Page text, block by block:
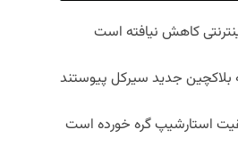
کاهش نیافته است
بلاکچین جدید سیرکل پیوستند
استارشیپ گره خورده است